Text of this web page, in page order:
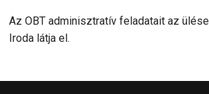
Az OBT adminisztratív feladatait az
Iroda látja el.